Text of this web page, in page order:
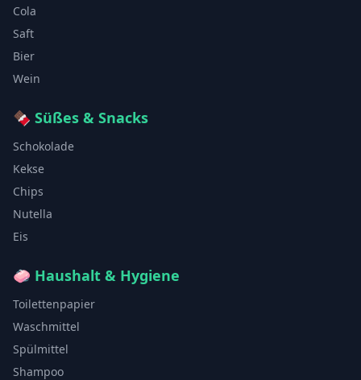
Cola
Saft
Bier
Wein
🍫 Süßes & Snacks
Schokolade
Kekse
Chips
Nutella
Eis
🧼 Haushalt & Hygiene
Toilettenpapier
Waschmittel
Spülmittel
Shampoo